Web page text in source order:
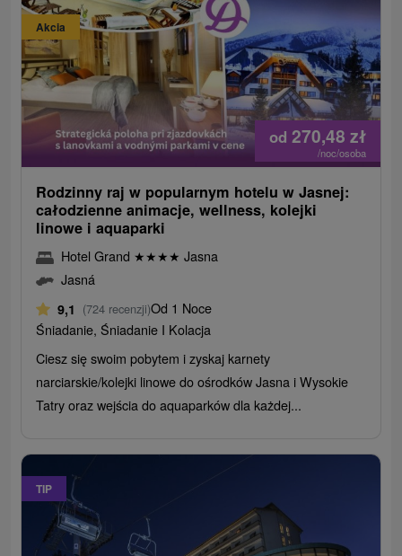
Akcia
od 270,48 zł
/noc/osoba
Rodzinny raj w popularnym hotelu w Jasnej:
całodzienne animacje, wellness, kolejki
linowe i aquaparki
Hotel Grand ★★★★ Jasna
Jasná
9,1 (724 recenzji)Od 1 Noce
Śniadanie, Śniadanie I Kolacja
Ciesz się swoim pobytem i zyskaj karnety
narciarskie/kolejki linowe do ośrodków Jasna i Wysokie
Tatry oraz wejścia do aquaparków dla każdej...
TIP